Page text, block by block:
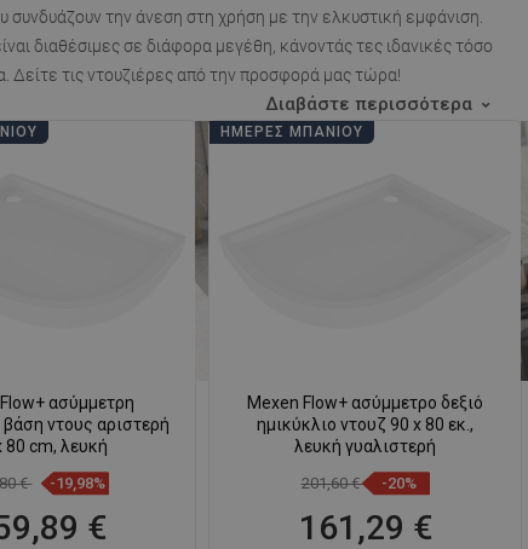
την άνεση στη χρήση με την ελκυστική εμφάνιση.
διαθέσιμες σε διάφορα μεγέθη, κάνοντάς τες ιδανικές τόσο
τις ντουζιέρες από την προσφορά μας τώρα!
Διαβάστε περισσότερα
ασύμμετρη
βάση ντους αριστερή
80 cm, λευκή
€ -19,98%
€
ΗΜΈΡΕΣ ΜΠΆΝΙΟΥ
Mexen Flow+ ασύμμετρο δεξιό
ημικύκλιο ντουζ 90 x 80 εκ.,
λευκή γυαλιστερή
201,60 € -20%
161,29 €